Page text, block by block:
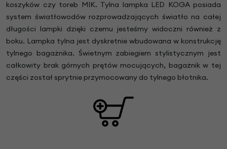
koszyków czy toreb MIK. Tylna lampka LED KOGA posiada
system światłowodów rozprowadzających światło na całej
długości lampki dzięki czemu jesteśmy widoczni również z
boku. Lampka tylna jest dyskretnie wbudowana w konstrukcję
tylnego bagażnika. Świetnym zabiegiem stylistycznym jest
całkowity brak górnych prętów mocujących, bagażnik w tej
części został sprytnie przymocowany do tylnego błotnika.